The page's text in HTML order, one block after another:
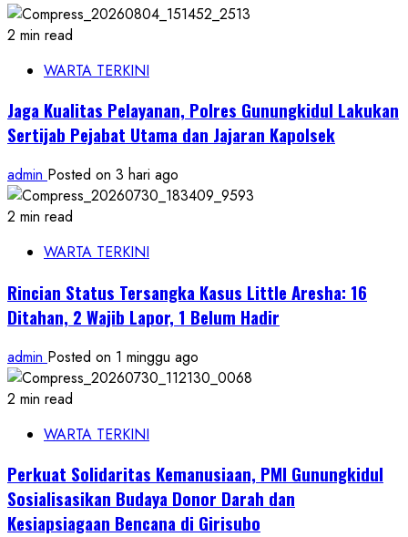
2 min read
WARTA TERKINI
Jaga Kualitas Pelayanan, Polres Gunungkidul Lakukan
Sertijab Pejabat Utama dan Jajaran Kapolsek
admin Posted on 3 hari ago
2 min read
WARTA TERKINI
Rincian Status Tersangka Kasus Little Aresha: 16
Ditahan, 2 Wajib Lapor, 1 Belum Hadir
admin Posted on 1 minggu ago
2 min read
WARTA TERKINI
Perkuat Solidaritas Kemanusiaan, PMI Gunungkidul
Sosialisasikan Budaya Donor Darah dan
Kesiapsiagaan Bencana di Girisubo